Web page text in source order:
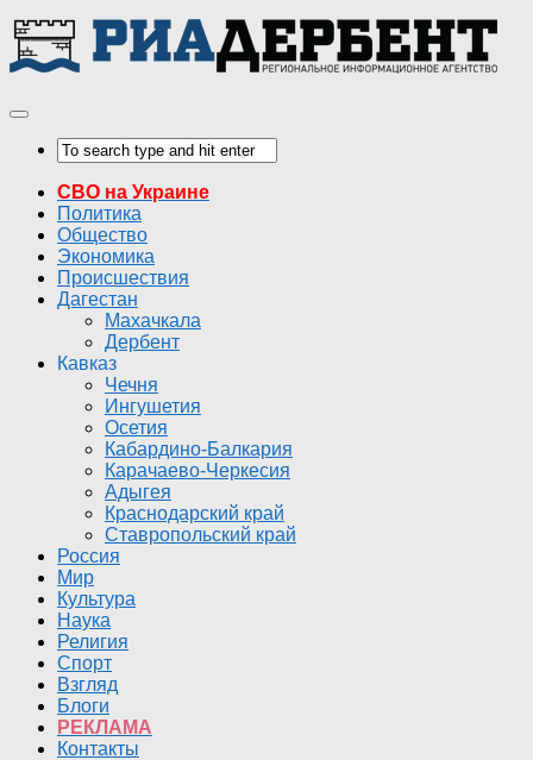
СВО на Украине
Политика
Общество
Экономика
Происшествия
Дагестан
Махачкала
Дербент
Кавказ
Чечня
Ингушетия
Осетия
Кабардино-Балкария
Карачаево-Черкесия
Адыгея
Краснодарский край
Ставропольский край
Россия
Мир
Культура
Наука
Религия
Спорт
Взгляд
Блоги
РЕКЛАМА
Контакты